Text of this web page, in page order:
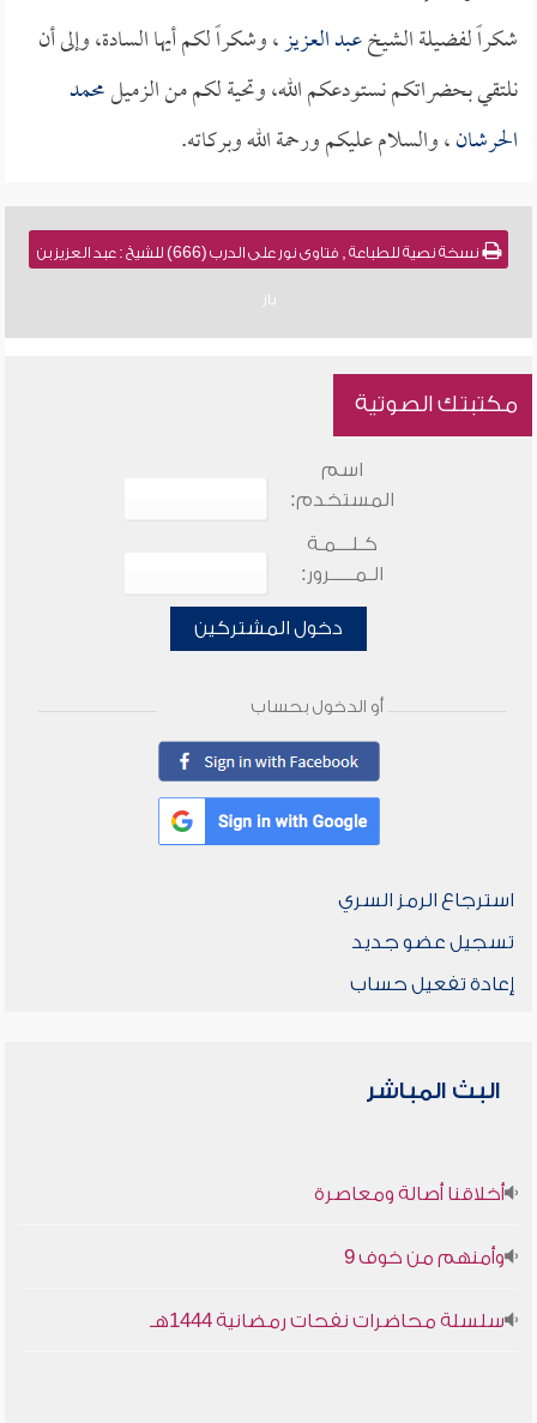
شكراً لفضيلة الشيخعبد العزيز، وشكراً لكم أيها السادة، وإلى أن
نلتقي بحضراتكم نستودعكم الله، وتحية لكم من الزميلمحمد
الحرشان، والسلام عليكم ورحمة الله وبركاته.
نسخة نصية للطباعة , فتاوى نور على الدرب (666) للشيخ : عبد العزيز بن
باز
مكتبتك الصوتية
اسم
المستخدم:
كـلـــمـة
الـمـــــرور:
دخول المشتركين
أو الدخول بحساب
استرجاع الرمز السري
تسجيل عضو جديد
إعادة تفعيل حساب
البث المباشر
أخلاقنا أصالة ومعاصرة
وأمنهم من خوف 9
سلسلة محاضرات نفحات رمضانية 1444هـ